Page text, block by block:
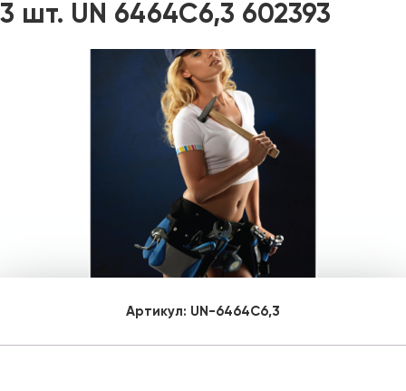
3 шт. UN 6464C6,3 602393
Артикул: UN-6464C6,3